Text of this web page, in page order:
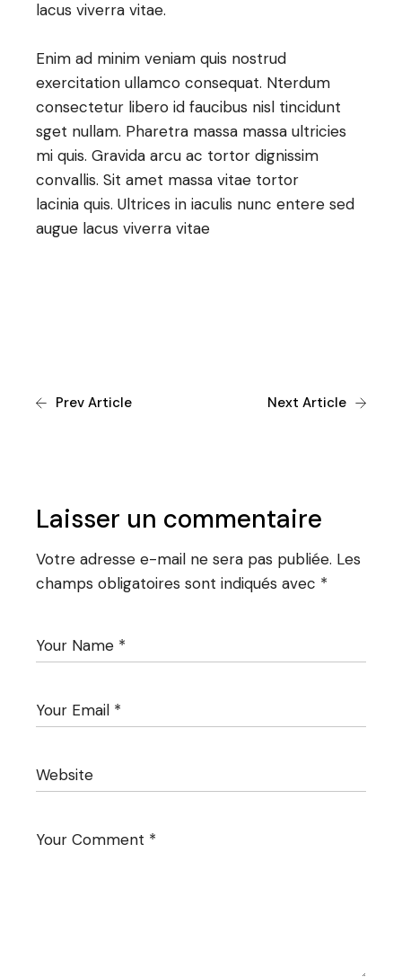
lacus viverra vitae.
Enim ad minim veniam quis nostrud
exercitation ullamco consequat. Nterdum
consectetur libero id faucibus nisl tincidunt
sget nullam. Pharetra massa massa ultricies
mi quis. Gravida arcu ac tortor dignissim
convallis. Sit amet massa vitae tortor
lacinia quis. Ultrices in iaculis nunc entere sed
augue lacus viverra vitae
Prev Article Next Article
Laisser un commentaire
Votre adresse e-mail ne sera pas publiée. Les
champs obligatoires sont indiqués avec *